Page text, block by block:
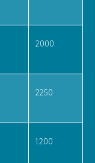
2000
2250
1200